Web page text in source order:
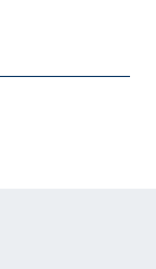
- Apertura in
finestra
di posta
meno